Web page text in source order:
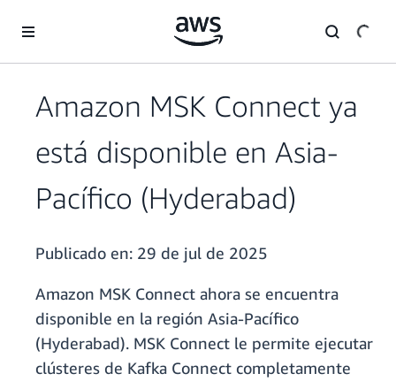
Amazon MSK Connect ya
está disponible en Asia-
Pacífico (Hyderabad)
Publicado en: 29 de jul de 2025
Amazon MSK Connect ahora se encuentra
disponible en la región Asia-Pacífico
(Hyderabad). MSK Connect le permite ejecutar
clústeres de Kafka Connect completamente